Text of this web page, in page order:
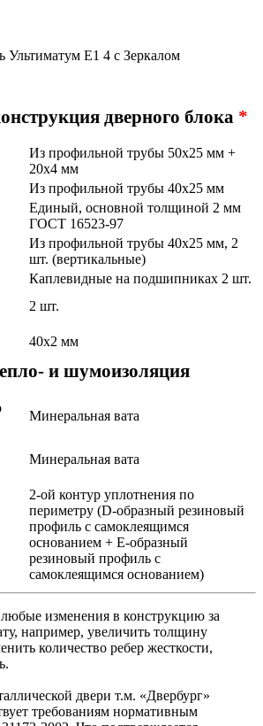
Ультиматум Е1 4 с Зеркалом
дверного блока *
Из профильной трубы 50х25 мм +
20х4 мм
Из профильной трубы 40х25 мм
Единый, основной толщиной 2 мм
ГОСТ 16523-97
Из профильной трубы 40х25 мм, 2
шт. (вертикальные)
Каплевидные на подшипниках 2 шт.
2 шт.
40х2 мм
и шумоизоляция
Минеральная вата
Минеральная вата
2-ой контур уплотнения по
периметру (D-образный резиновый
профиль с самоклеящимся
основанием + Е-образный
резиновый профиль с
самоклеящимся основанием)
изменения в конструкцию за
например, увеличить толщину
количество ребер жесткости,
двери т.м. «Двербург»
требованиям нормативным